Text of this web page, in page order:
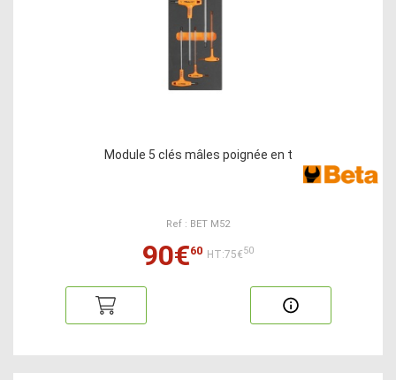
Module 5 clés mâles poignée en t
Ref : BET M52
90€60 HT:75€50